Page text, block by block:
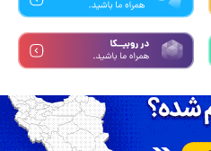
متعلق به سامانههمیاب24 میباشد.